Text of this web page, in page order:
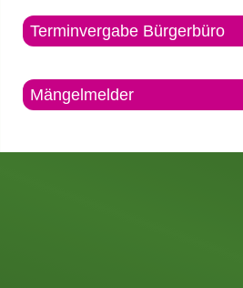
Terminvergabe Bürgerbüro
Mängelmelder